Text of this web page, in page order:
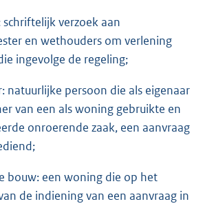
schriftelijk verzoek aan
en wethouders om verlening
ingevolge de regeling;
natuurlijke persoon die als eigenaar
van een als woning gebruikte en
onroerende zaak, een aanvraag
bouw: een woning die op het
de indiening van een aanvraag in